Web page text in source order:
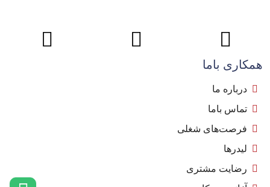
همکاری باما
درباره ما
تماس باما
فرصت‌های شغلی
لیدرها
رضایت مشتری